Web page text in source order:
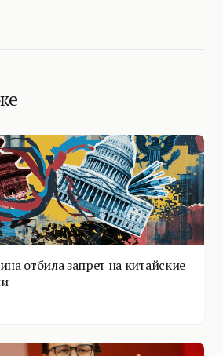
отбила запрет на китайские